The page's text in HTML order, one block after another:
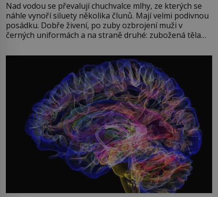
Nad vodou se převalují chuchvalce mlhy, ze kterých se
náhle vynoří siluety několika člunů. Mají velmi podivnou
posádku. Dobře živení, po zuby ozbrojení muži v
černých uniformách a na straně druhé: zubožená těla
přízračná scéna znamená? Je jaro roku 1945, druhá
světová válka se chýlí ke konci. Jezero Stolpsee